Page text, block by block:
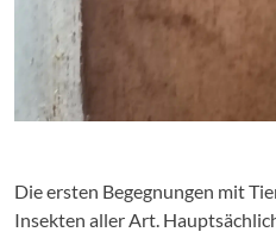
Die ersten Begegnungen mit
Insekten aller Art.